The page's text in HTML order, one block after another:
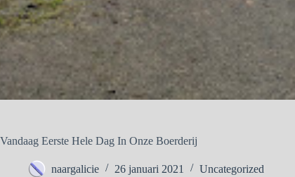
Vandaag Eerste Hele Dag In Onze Boerderij
naargalicie 26 januari 2021 Uncategorized